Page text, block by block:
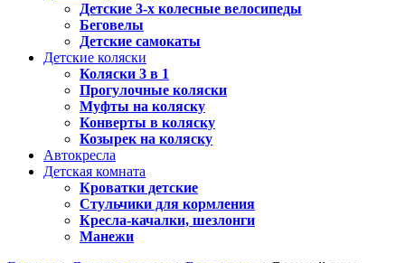
Детские 3-х колесные велосипеды
Беговелы
Детские самокаты
Детские коляски
Коляски 3 в 1
Прогулочные коляски
Муфты на коляску
Конверты в коляску
Козырек на коляску
Автокресла
Детская комната
Кроватки детские
Стульчики для кормления
Кресла-качалки, шезлонги
Манежи